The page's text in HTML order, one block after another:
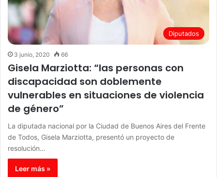
Diputados
3 junio, 2020 66
Gisela Marziotta: “las personas con
discapacidad son doblemente
vulnerables en situaciones de violencia
de género”
La diputada nacional por la Ciudad de Buenos Aires del Frente
de Todos, Gisela Marziotta, presentó un proyecto de
resolución…
Leer más »